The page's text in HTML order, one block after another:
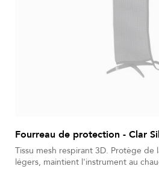
Fourreau de protection - Clar
Tissu mesh respirant 3D. Protège de
légers, maintient l'instrument au